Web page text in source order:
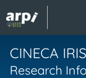
CINECA IRIS
Research